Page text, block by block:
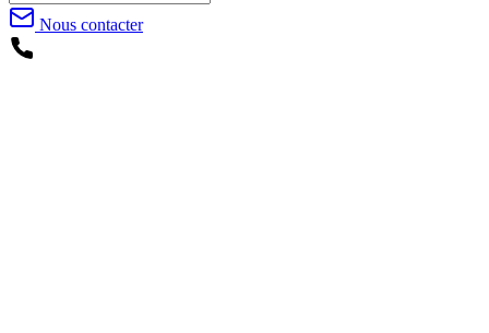
Nous contacter